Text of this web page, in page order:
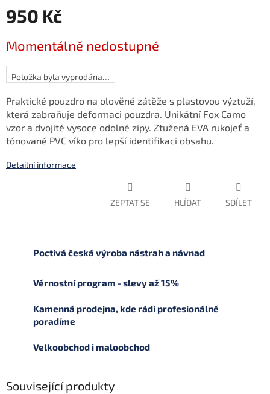
950 Kč
cena:
Momentálně nedostupné
Položka byla vyprodána…
Praktické pouzdro na olověné zátěže s plastovou výztuží,
která zabraňuje deformaci pouzdra. Unikátní Fox Camo
vzor a dvojité vysoce odolné zipy. Ztužená EVA rukojeť a
tónované PVC víko pro lepší identifikaci obsahu.
Detailní informace
ZEPTAT SE HLÍDAT SDÍLET
Poctivá česká výroba nástrah a návnad
Věrnostní program - slevy až 15%
Kamenná prodejna, kde rádi profesionálně
poradíme
Velkoobchod i maloobchod
Související produkty